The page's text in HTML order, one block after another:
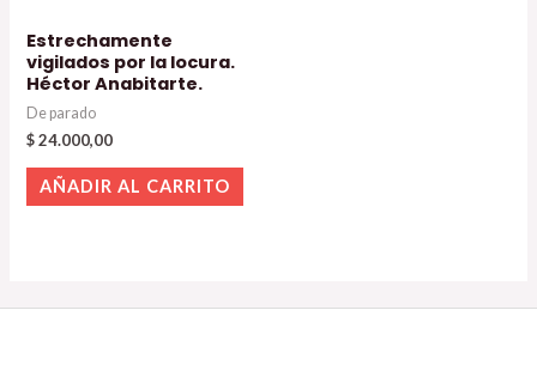
Estrechamente
vigilados por la locura.
Héctor Anabitarte.
De parado
$24.000,00
AÑADIR AL CARRITO